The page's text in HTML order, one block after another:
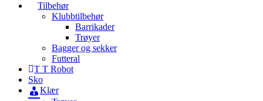
Tilbehør
Klubbtilbehør
Barrikader
Trøyer
Bagger og sekker
Futteral
T T Robot
Sko
Klær